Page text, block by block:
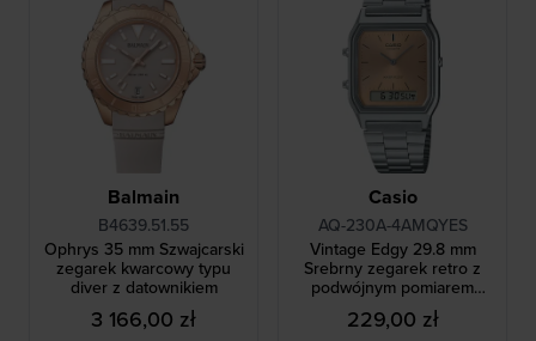
Balmain
B4639.51.55
Ophrys 35 mm Szwajcarski
zegarek kwarcowy typu
diver z datownikiem
3 166,00 zł
Casio
AQ-230A-4AMQYES
Vintage Edgy 29.8 mm
Srebrny zegarek retro z
podwójnym pomiarem
czasu
229,00 zł